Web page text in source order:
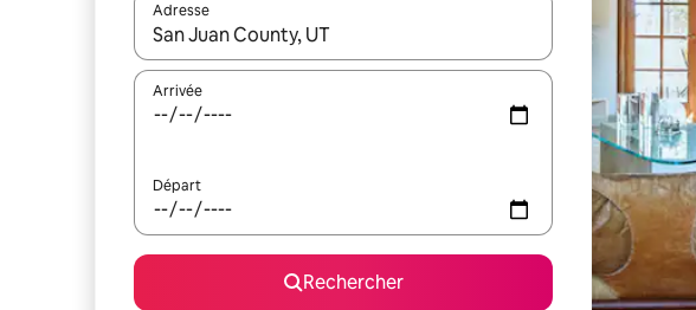
Adresse
Lorsque les résultats s'affichent, utilisez les flèches vers le haut et vers
Arrivée
Départ
Rechercher